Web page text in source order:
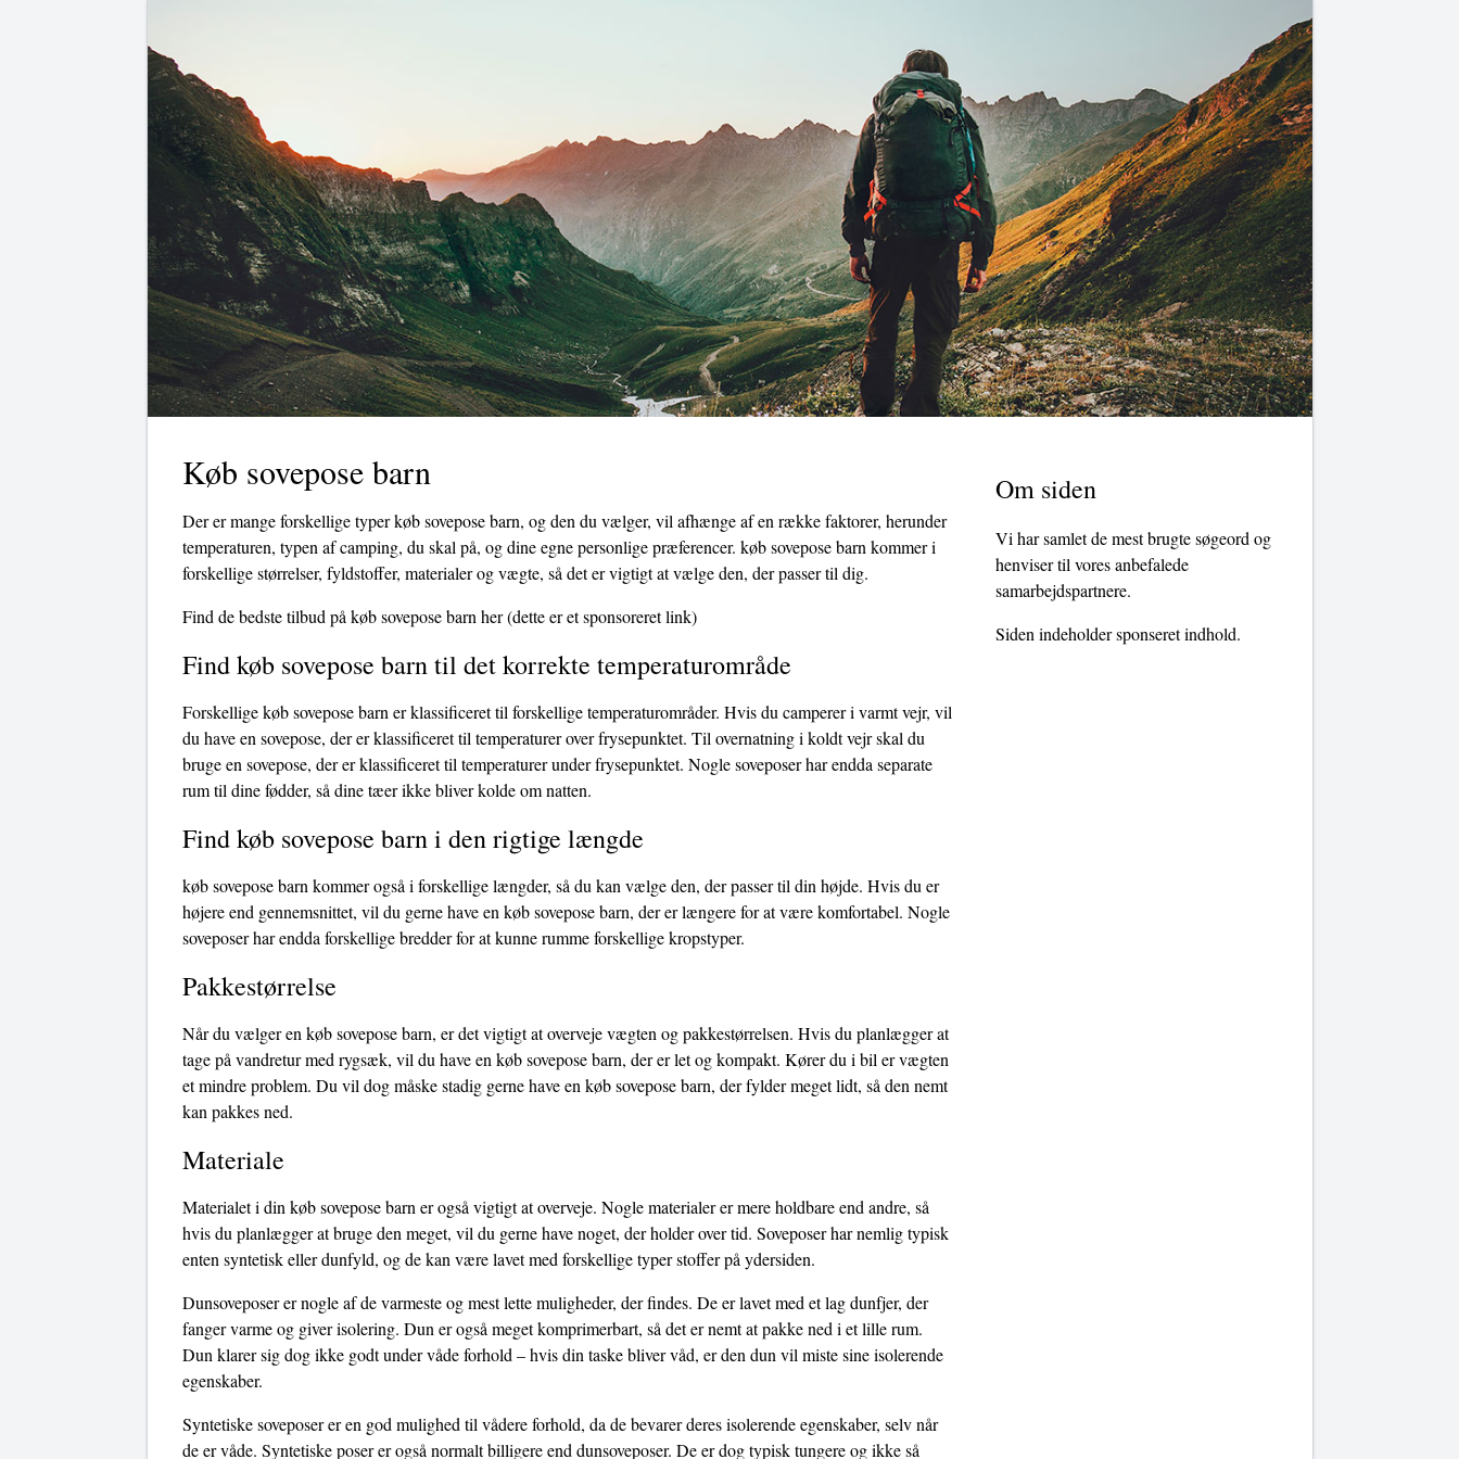
Køb sovepose barn
Der er mange forskellige typer køb sovepose barn, og den du vælger, vil afhænge af en række faktorer, herunder
temperaturen, typen af ​​camping, du skal på, og dine egne personlige præferencer. køb sovepose barn kommer i
forskellige størrelser, fyldstoffer, materialer og vægte, så det er vigtigt at vælge den, der passer til dig.
Find de bedste tilbud på køb sovepose barn her(dette er et sponsoreret link)
Find køb sovepose barn til det korrekte temperaturområde
Forskellige køb sovepose barn er klassificeret til forskellige temperaturområder. Hvis du camperer i varmt vejr, vil
du have en sovepose, der er klassificeret til temperaturer over frysepunktet. Til overnatning i koldt vejr skal du
bruge en sovepose, der er klassificeret til temperaturer under frysepunktet. Nogle soveposer har endda separate
rum til dine fødder, så dine tæer ikke bliver kolde om natten.
Find køb sovepose barn i den rigtige længde
køb sovepose barn kommer også i forskellige længder, så du kan vælge den, der passer til din højde. Hvis du er
højere end gennemsnittet, vil du gerne have en køb sovepose barn, der er længere for at være komfortabel. Nogle
soveposer har endda forskellige bredder for at kunne rumme forskellige kropstyper.
Pakkestørrelse
Når du vælger en køb sovepose barn, er det vigtigt at overveje vægten og pakkestørrelsen. Hvis du planlægger at
tage på vandretur med rygsæk, vil du have en køb sovepose barn, der er let og kompakt. Kører du i bil er vægten
et mindre problem. Du vil dog måske stadig gerne have en køb sovepose barn, der fylder meget lidt, så den nemt
kan pakkes ned.
Materiale
Materialet i din køb sovepose barn er også vigtigt at overveje. Nogle materialer er mere holdbare end andre, så
hvis du planlægger at bruge den meget, vil du gerne have noget, der holder over tid. Soveposer har nemlig typisk
enten syntetisk eller dunfyld, og de kan være lavet med forskellige typer stoffer på ydersiden.
Dunsoveposer er nogle af de varmeste og mest lette muligheder, der findes. De er lavet med et lag dunfjer, der
fanger varme og giver isolering. Dun er også meget komprimerbart, så det er nemt at pakke ned i et lille rum.
Dun klarer sig dog ikke godt under våde forhold – hvis din taske bliver våd, er den dun vil miste sine isolerende
egenskaber.
Syntetiske soveposer er en god mulighed til vådere forhold, da de bevarer deres isolerende egenskaber, selv når
de er våde. Syntetiske poser er også normalt billigere end dunsoveposer. De er dog typisk tungere og ikke så
Om siden
Vi har samlet de mest brugte søgeord og
henviser til vores anbefalede
samarbejdspartnere.
Siden indeholder sponseret indhold.